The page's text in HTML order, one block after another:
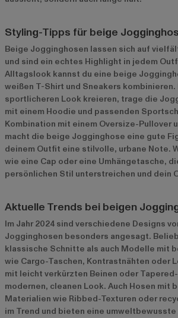
Styling-Tipps für beige
Beige Jogginghosen lassen sich auf
und sind ein echtes Highlight in jedem
Alltagslook kannst du eine beige
weißen T-Shirt und Sneakers
sportlicheren Look kreieren, trage die
mit einem Hoodie und passenden
Kombination mit einem Oversize-Pullover
macht die beige Jogginghose eine gute
deinem Outfit eine stilvolle, urbane Note.
wie eine Cap oder eine Umhängetasche,
persönlichen Stil unterstreichen und dein
Aktuelle Trends bei beigen
Im Jahr 2024 sind verschiedene Designs
Jogginghosen besonders angesagt.
klassische Schnitte als auch Modelle mit
wie Cargo-Taschen, Kontrastnähten oder
mit leicht verkürzten Beinen oder
modernen, cleanen Look. Auch Hosen mit
Materialien wie Ribbed-Texturen oder
im Trend und bieten eine